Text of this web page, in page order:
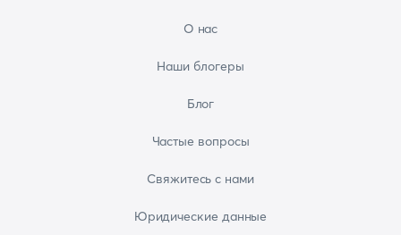
О нас
Наши блогеры
Блог
Частые вопросы
Свяжитесь с нами
Юридические данные